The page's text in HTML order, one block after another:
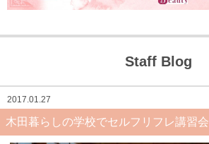
Staff Blog
2017.01.27
木田暮らしの学校でセルフリフレ講習会